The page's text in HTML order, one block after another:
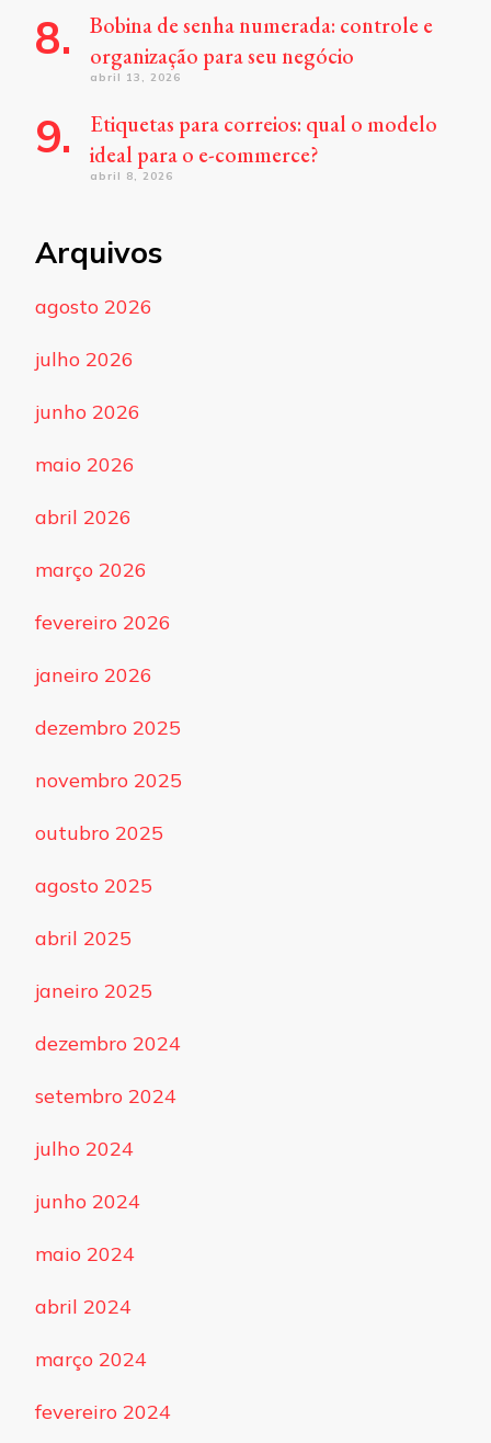
Bobina de senha numerada: controle e
organização para seu negócio
abril 13, 2026
Etiquetas para correios: qual o modelo
ideal para o e-commerce?
abril 8, 2026
Arquivos
agosto 2026
julho 2026
junho 2026
maio 2026
abril 2026
março 2026
fevereiro 2026
janeiro 2026
dezembro 2025
novembro 2025
outubro 2025
agosto 2025
abril 2025
janeiro 2025
dezembro 2024
setembro 2024
julho 2024
junho 2024
maio 2024
abril 2024
março 2024
fevereiro 2024